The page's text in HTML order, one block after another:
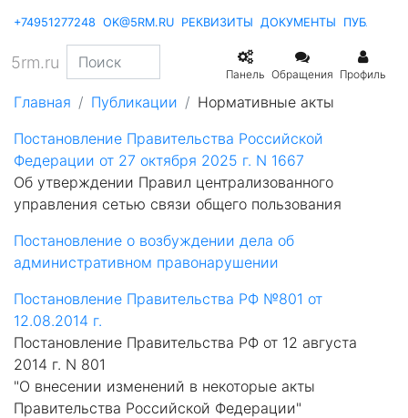
+74951277248 OK@5RM.RU РЕКВИЗИТЫ ДОКУМЕНТЫ
5rm.ru
Панель Обращения Профиль
Главная Публикации
Нормативные акты
Постановление Правительства Российской
Федерации от 27 октября 2025 г. N 1667
Об утверждении Правил централизованного
управления сетью связи общего пользования
Постановление о возбуждении дела об
административном правонарушении
Постановление Правительства РФ №801 от
12.08.2014 г.
Постановление Правительства РФ от 12 августа
2014 г. N 801
"О внесении изменений в некоторые акты
Правительства Российской Федерации"